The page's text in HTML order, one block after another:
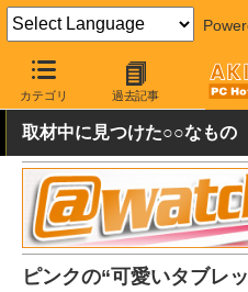
カテゴリ 過去記事
AKIBA PC Hotline! 秋葉原情報
取材中に見つけた○○なもの
ピンクの“可愛いタブレ